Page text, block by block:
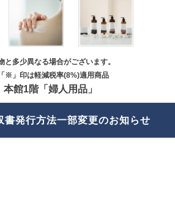
多少異なる場合がございます。
※」印は軽減税率(8%)適用商品
館1階「婦人用品」
書発行方法一部変更のお知らせ